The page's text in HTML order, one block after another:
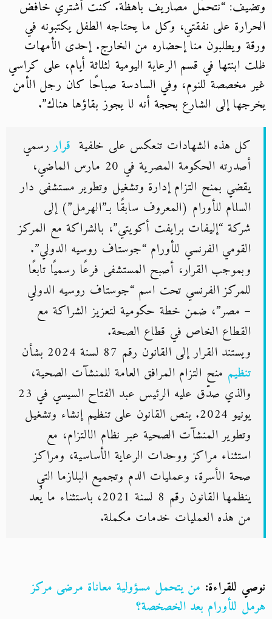
وتضيف: “نتحمّل مصاريف باهظة. كنت أشتري خافض
الحرارة على نفقتي، وكل ما يحتاجه الطفل يكتبونه في
ورقة ويطلبون منا إحضاره من الخارج. إحدى الأمهات
ظلت ابنتها في قسم الرعاية اليومية لثلاثة أيام، على كراسي
غير مخصصة للنوم، وفي السادسة صباحًا كان رجل الأمن
يخرجها إلى الشارع بحجة أنه لا يجوز بقاؤها هناك”.
كل هذه الشهادات تنعكس على خلفية قراررسمي
أصدرته الحكومة المصرية في 20 مارس الماضي،
يقضي بمنح التزام إدارة وتشغيل وتطوير مستشفى دار
السلام للأورام (المعروف سابقًا بـ”الهرمل”) إلى
شركة “إليفات برايفت أكويتي”، بالشراكة مع المركز
القومي الفرنسي للأورام “جوستاف روسيه الدولي”.
وبموجب القرار، أصبح المستشفى فرعًا رسميًا تابعًا
للمركز الفرنسي تحت اسم “جوستاف روسيه الدولي
– مصر”، ضمن خطة حكومية لتعزيز الشراكة مع
القطاع الخاص في قطاع الصحة.
ويستند القرار إلى القانون رقم 87 لسنة 2024 بشأن
تنظيم منح التزام المرافق العامة للمنشآت الصحية،
والذي صدّق عليه الرئيس عبد الفتاح السيسي في 23
يونيو 2024. ينص القانون على تنظيم إنشاء وتشغيل
وتطوير المنشآت الصحية عبر نظام الالتزام، مع
استثناء مراكز ووحدات الرعاية الأساسية، ومراكز
صحة الأسرة، وعمليات الدم وتجميع البلازما التي
ينظمها القانون رقم 8 لسنة 2021، باستثناء ما يُعد
من هذه العمليات خدمات مكملة.
نوصي للقراءة: من يتحمل مسؤولية معاناة مرضى مركز
هرمل للأورام بعد الخصخصة؟